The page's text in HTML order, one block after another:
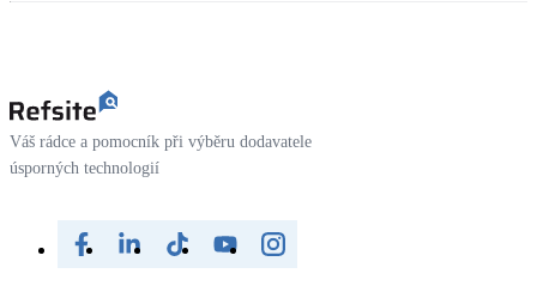
Váš rádce a pomocník při výběru dodavatele
úsporných technologií